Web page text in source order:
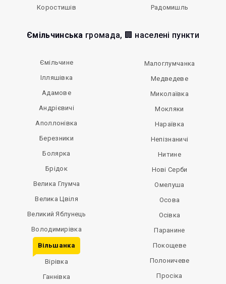
Коростишів Радомишль
Ємільчинська громада, 🏢 населені пункти
Ємільчине
Ілляшівка
Адамове
Андрієвичі
Аполлонівка
Березники
Болярка
Брідок
Велика Глумча
Велика Цвіля
Великий Яблунець
Володимирівка
Вільшанка
Вірівка
Ганнівка
Малоглумчанка
Медведеве
Миколаївка
Мокляки
Нараївка
Непізнаничі
Нитине
Нові Серби
Омелуша
Осова
Осівка
Паранине
Покощеве
Полоничеве
Просіка